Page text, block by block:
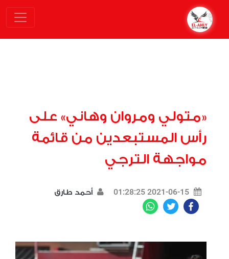
«متولي ومروان وهاني» على
رأس المستبعدين من قائمة
مواجهة الترجي
2021-06-15 01:28:25 أحمد طارق
Facebook
Twitter